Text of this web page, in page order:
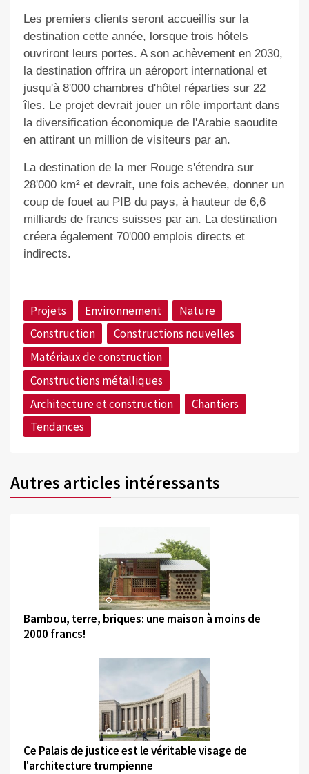
Les premiers clients seront accueillis sur la
destination cette année, lorsque trois hôtels
ouvriront leurs portes. A son achèvement en 2030,
la destination offrira un aéroport international et
jusqu'à 8'000 chambres d'hôtel réparties sur 22
îles. Le projet devrait jouer un rôle important dans
la diversification économique de l'Arabie saoudite
en attirant un million de visiteurs par an.
La destination de la mer Rouge s'étendra sur
28'000 km² et devrait, une fois achevée, donner un
coup de fouet au PIB du pays, à hauteur de 6,6
milliards de francs suisses par an. La destination
créera également 70'000 emplois directs et
indirects.
Projets Environnement
Nature
Construction
Constructions nouvelles
Matériaux de construction
Constructions métalliques
Architecture et construction
Chantiers
Tendances
Autres articles intéressants
©
Bambou, terre, briques: une maison à moins de
2000 francs!
©
Ce Palais de justice est le véritable visage de
l'architecture trumpienne